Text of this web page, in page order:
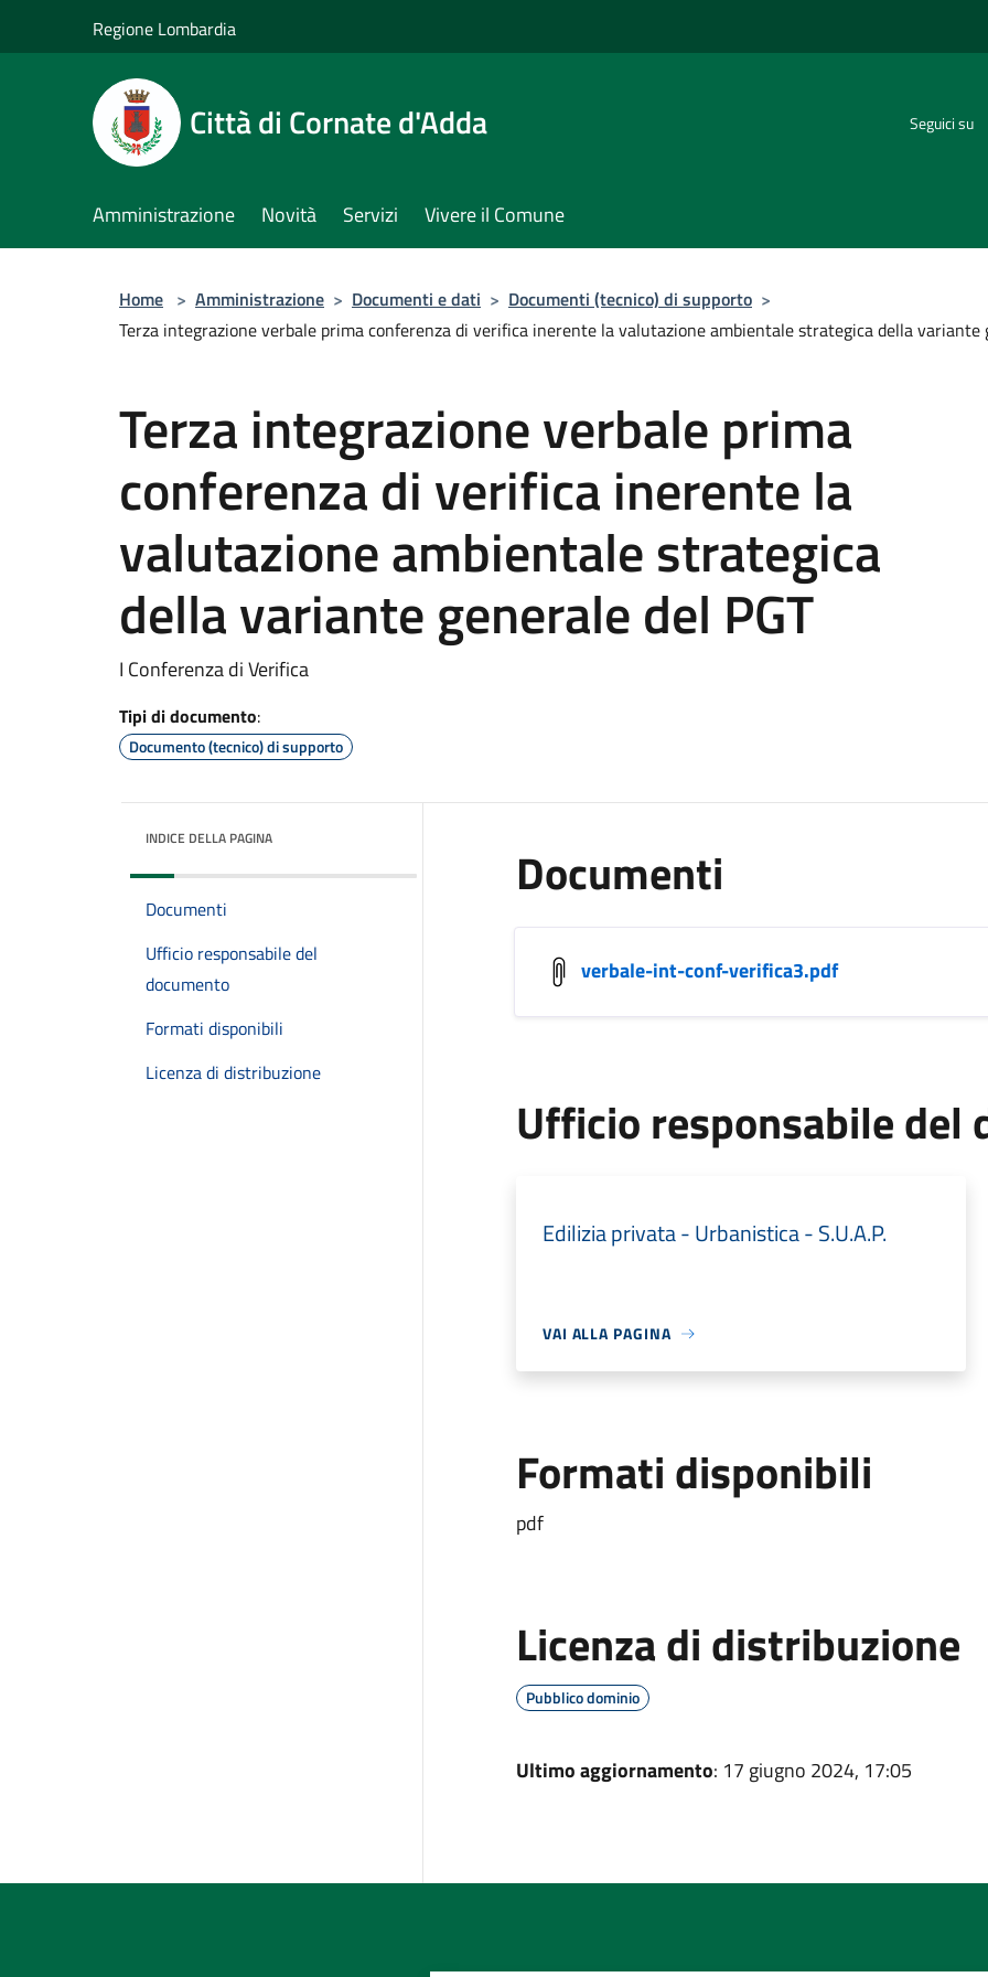
Regione Lombardia
Città di Cornate d'Adda Seguici su
Amministrazione Novità Servizi Vivere il Comune
Home > Amministrazione > Documenti e dati > Documenti (tecnico) di supporto >
Terza integrazione verbale prima conferenza di verifica inerente la valutazione ambientale strategica della variante
Terza integrazione verbale prima
conferenza di verifica inerente la
valutazione ambientale strategica
della variante generale del PGT
I Conferenza di Verifica
Tipi di documento:
Documento (tecnico) di supporto
INDICE DELLA PAGINA
Documenti
Ufficio responsabile del
documento
Formati disponibili
Licenza di distribuzione
Documenti
verbale-int-conf-verifica3.pdf
Ufficio responsabile del
Edilizia privata - Urbanistica - S.U.A.P.
VAI ALLA PAGINA
Formati disponibili
pdf
Licenza di distribuzione
Pubblico dominio
Ultimo aggiornamento: 17 giugno 2024, 17:05